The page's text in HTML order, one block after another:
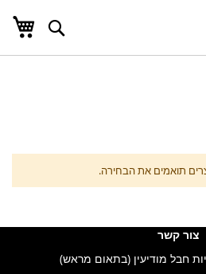
חפש
תואמים את הבחירה.
צור קשר